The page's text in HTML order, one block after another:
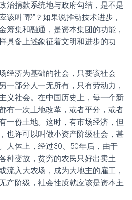
治捐款系统地与政府勾结，是不是
该叫“帮”？如果说推动技术进步，
筹集和融通，是资本集团的功能，
具备上述象征着文明和进步的功
经济为基础的社会，只要该社会一
一部分人一无所有，只有劳动力，
义社会。在中国历史上，每一个新
有一次土地改革，或者平分，或者
一份土地。这时，有市场经济，但
也许可以叫做小资产阶级社会，甚
大体上，经过30、50年后，由于
种变故，贫穷的农民只好出卖土
流入大农场，成为大地主的雇工，
产阶级，社会性质就应该是资本主